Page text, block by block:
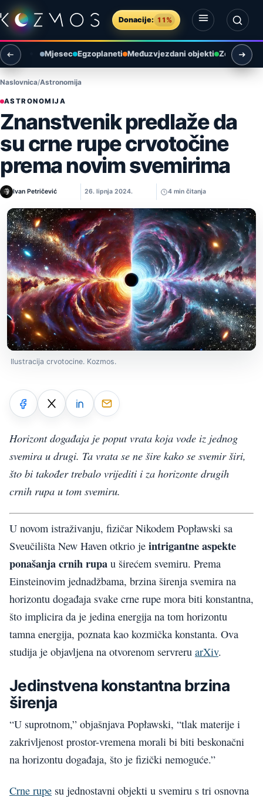
Preskoči na sadržaj
Donacije: 11%
Otvori izbornik
Otvori pretragu
Mjesec Egzoplaneti Međuzvjezdani objekti Zemlja i
Naslovnica Astronomija
ASTRONOMIJA
Znanstvenik predlaže da
su crne rupe crvotočine
prema novim svemirima
Ivan Petričević 26. lipnja 2024. 4 min čitanja
Ilustracija crvotocine. Kozmos.
Horizont događaja je poput vrata koja vode iz jednog
svemira u drugi. Ta vrata se ne šire kako se svemir širi,
što bi također trebalo vrijediti i za horizonte drugih
crnih rupa u tom svemiru.
U novom istraživanju, fizičar Nikodem Popławski sa
Sveučilišta New Haven otkrio je intrigantne aspekte
ponašanja crnih rupa u širećem svemiru. Prema
Einsteinovim jednadžbama, brzina širenja svemira na
horizontu događaja svake crne rupe mora biti konstantna,
što implicira da je jedina energija na tom horizontu
tamna energija, poznata kao kozmička konstanta. Ova
studija je objavljena na otvorenom servreru arXiv.
Jedinstvena konstantna brzina
širenja
“U suprotnom,” objašnjava Popławski, “tlak materije i
zakrivljenost prostor-vremena morali bi biti beskonačni
na horizontu događaja, što je fizički nemoguće.”
Crne rupe su jednostavni objekti u svemiru s tri osnovna